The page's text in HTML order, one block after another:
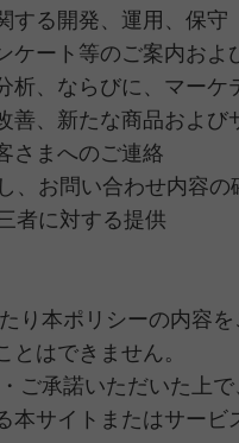
する開発、運用、保守
ケート等のご案内およ
析、ならびに、マー
善、新たな商品およ
さまへのご連絡
、お問い合わせ内容
者に対する提供
り本ポリシーの内容
はできません。
ご承諾いただいた上
サイトまたはサー